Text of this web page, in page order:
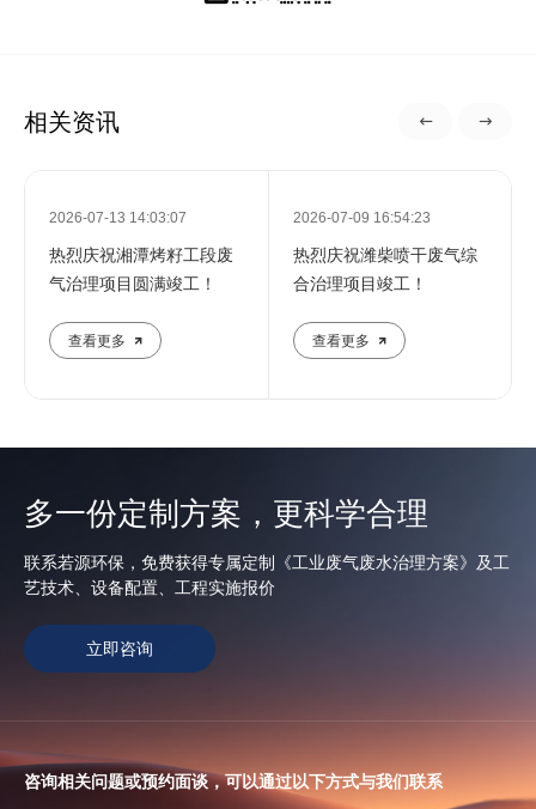
相关资讯
2026-07-13 14:03:07
热烈庆祝湘潭烤籽工段废
气治理项目圆满竣工！
查看更多
2026-07-09 16:54:23
热烈庆祝潍柴喷干废气综
合治理项目竣工！
查看更多
多一份定制方案，更科学合理
联系若源环保，免费获得专属定制《工业废气废水治理方案》及工
艺技术、设备配置、工程实施报价
立即咨询
咨询相关问题或预约面谈，可以通过以下方式与我们联系